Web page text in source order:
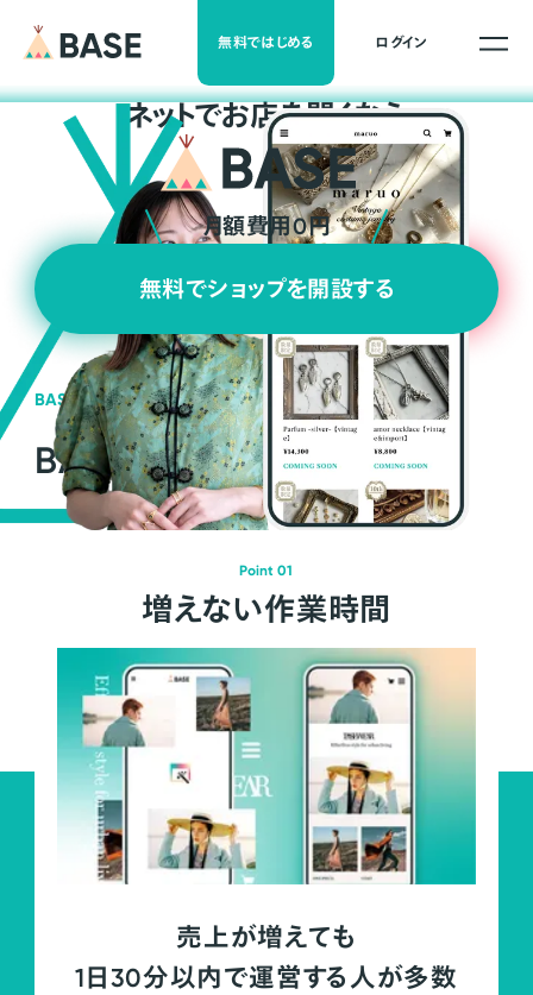
無料ではじめる ログイン
ネットでお店を開くなら
月額費用0円
無料でショップを開設する
BASEの強み
BASEが強い3つの理由
Point 01
増えない作業時間
売上が増えても
1日30分以内で運営する人が多数